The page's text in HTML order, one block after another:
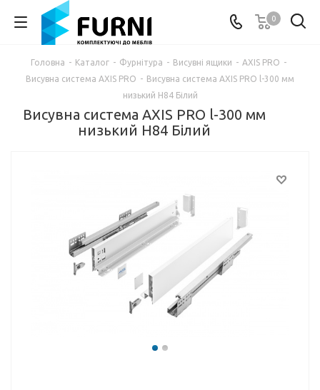
0
Головна - Каталог - Фурнітура - Висувні ящики - AXIS PRO -
Висувна система AXIS PRO - Висувна система AXIS PRO l-300 мм
низький H84 Білий
Висувна система AXIS PRO l-300 мм
низький H84 Білий